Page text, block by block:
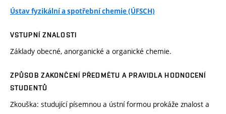
Ústav fyzikální a spotřební chemie (ÚFSCH)
VSTUPNÍ ZNALOSTI
Základy obecné, anorganické a organické chemie.
ZPŮSOB ZAKONČENÍ PŘEDMĚTU A PRAVIDLA HODNOCENÍ
STUDENTŮ
Zkouška: studující písemnou a ústní formou prokáže znalost a